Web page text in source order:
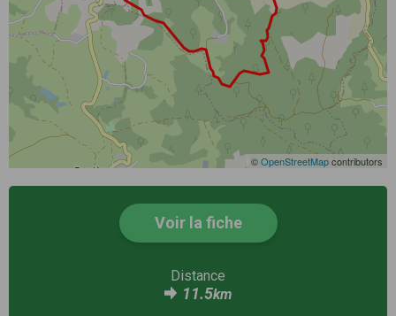
©OpenStreetMapcontributors
Voir la fiche
Distance
11.5km